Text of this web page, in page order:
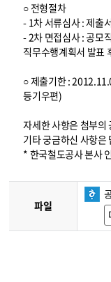
○ 전형절차
- 1차 서류심사 : 제출
- 2차 면접심사 : 공모
직무수행계획서 발표
○ 제출기한 :
등기우편)
자세한 사항은 첨부의
기타 궁금하신 사항은
* 한국철도공사 본사
파일